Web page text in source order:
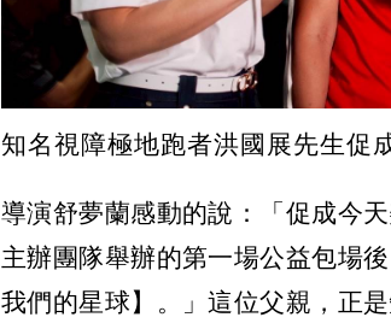
知名視障極地跑者洪國展先生促
導演舒夢蘭感動的說：「促成今
主辦團隊舉辦的第一場公益包場
我們的星球】。」這位父親，正